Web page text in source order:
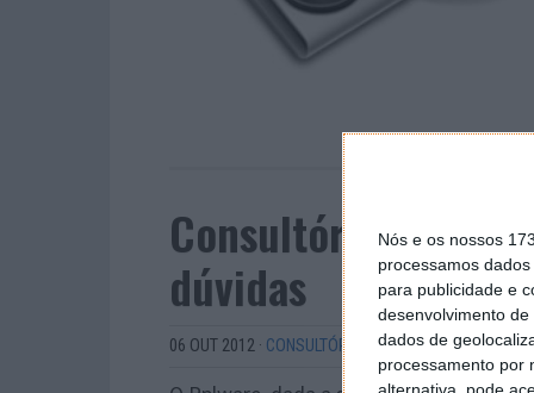
Nós e os nossos
processamos
para publicidade e
desenvolvimento de
dados de
processamento por
Consultório
dúvidas
06 OUT 2012 · CONSULTÓRIO